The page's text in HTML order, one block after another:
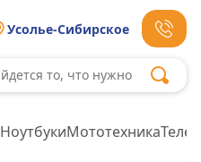
Усолье-Сибирское
НоутбукиМототехника